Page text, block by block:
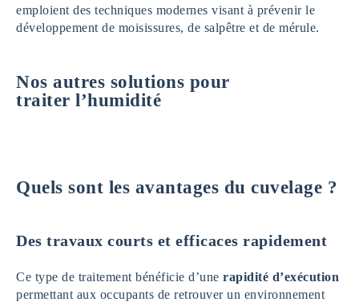
emploient des techniques modernes visant à prévenir le
développement de moisissures, de salpêtre et de mérule.
Nos autres solutions pour
traiter l’humidité
Quels sont les avantages du cuvelage ?
Des travaux courts et efficaces rapidement
Ce type de traitement bénéficie d’une rapidité d’exécution
permettant aux occupants de retrouver un environnement